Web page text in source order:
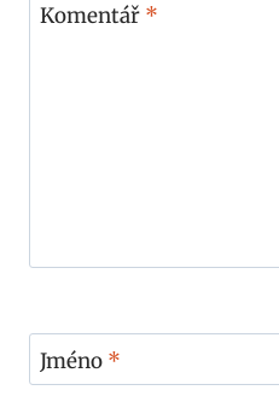
Komentář *
Jméno *